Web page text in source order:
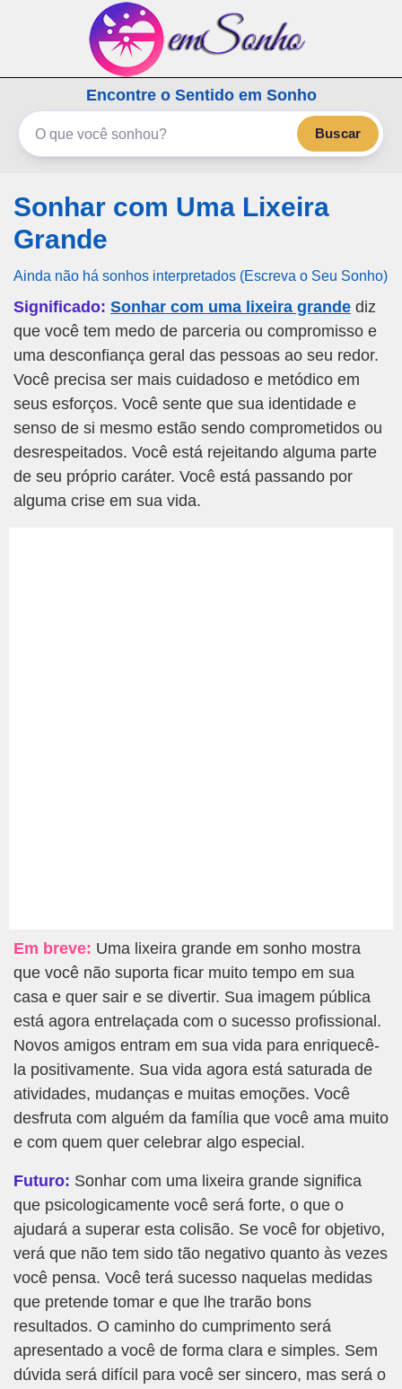
emSonho.com
Os sonhos significam mais
Encontre o Sentido em Sonho
Buscar
Sonhar com Uma Lixeira
Grande
Ainda não há sonhos interpretados (Escreva o Seu Sonho)
Significado: Sonhar com uma lixeira grande diz
que você tem medo de parceria ou compromisso e
uma desconfiança geral das pessoas ao seu redor.
Você precisa ser mais cuidadoso e metódico em
seus esforços. Você sente que sua identidade e
senso de si mesmo estão sendo comprometidos ou
desrespeitados. Você está rejeitando alguma parte
de seu próprio caráter. Você está passando por
alguma crise em sua vida.
Em breve: Uma lixeira grande em sonho mostra
que você não suporta ficar muito tempo em sua
casa e quer sair e se divertir. Sua imagem pública
está agora entrelaçada com o sucesso profissional.
Novos amigos entram em sua vida para enriquecê-
la positivamente. Sua vida agora está saturada de
atividades, mudanças e muitas emoções. Você
desfruta com alguém da família que você ama muito
e com quem quer celebrar algo especial.
Futuro: Sonhar com uma lixeira grande significa
que psicologicamente você será forte, o que o
ajudará a superar esta colisão. Se você for objetivo,
verá que não tem sido tão negativo quanto às vezes
você pensa. Você terá sucesso naquelas medidas
que pretende tomar e que lhe trarão bons
resultados. O caminho do cumprimento será
apresentado a você de forma clara e simples. Sem
dúvida será difícil para você ser sincero, mas será o